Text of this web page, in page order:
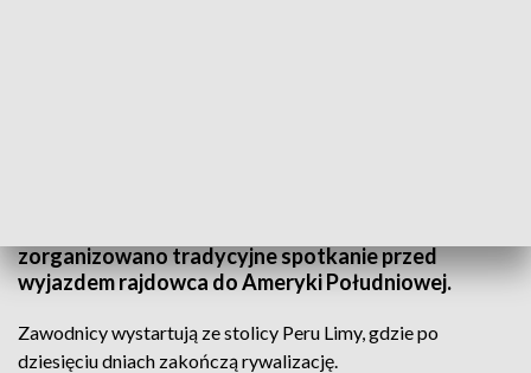
zorganizowano tradycyjne spotkanie przed
wyjazdem rajdowca do Ameryki Południowej.
Zawodnicy wystartują ze stolicy Peru Limy, gdzie po
dziesięciu dniach zakończą rywalizację.